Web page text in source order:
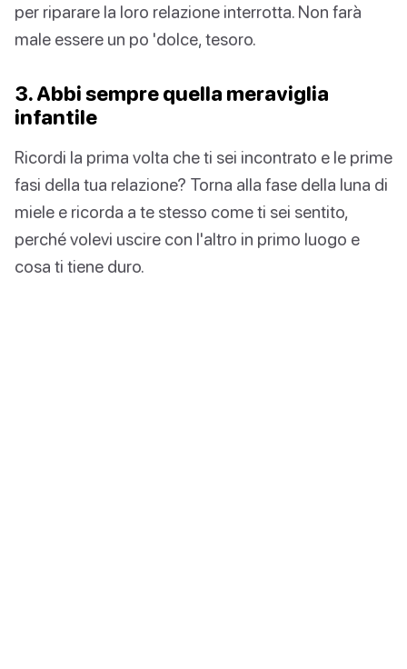
per riparare la loro relazione interrotta. Non farà
male essere un po 'dolce, tesoro.
3. Abbi sempre quella meraviglia
infantile
Ricordi la prima volta che ti sei incontrato e le prime
fasi della tua relazione? Torna alla fase della luna di
miele e ricorda a te stesso come ti sei sentito,
perché volevi uscire con l'altro in primo luogo e
cosa ti tiene duro.